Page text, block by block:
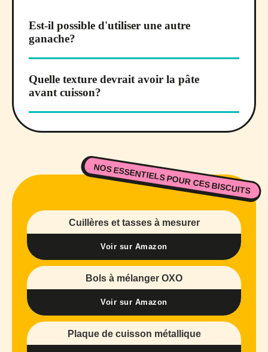
Est-il possible d'utiliser une autre
ganache?
Quelle texture devrait avoir la pâte
avant cuisson?
NOS ESSENTIELS POUR CES BISCUITS
Cuillères et tasses à mesurer
Voir sur Amazon
Bols à mélanger OXO
Voir sur Amazon
Plaque de cuisson métallique